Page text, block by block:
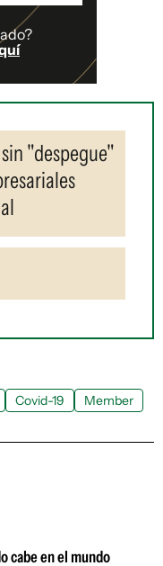
"despegue"
Covid-19 Member
cabe en el mundo